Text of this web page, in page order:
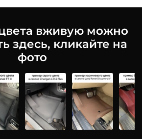
вживую можно
здесь, кликайте на
фото